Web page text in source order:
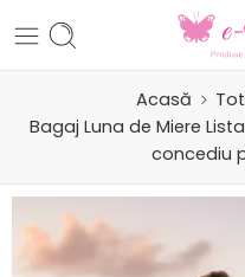
Acasă
Bagaj Luna de Miere
concediu